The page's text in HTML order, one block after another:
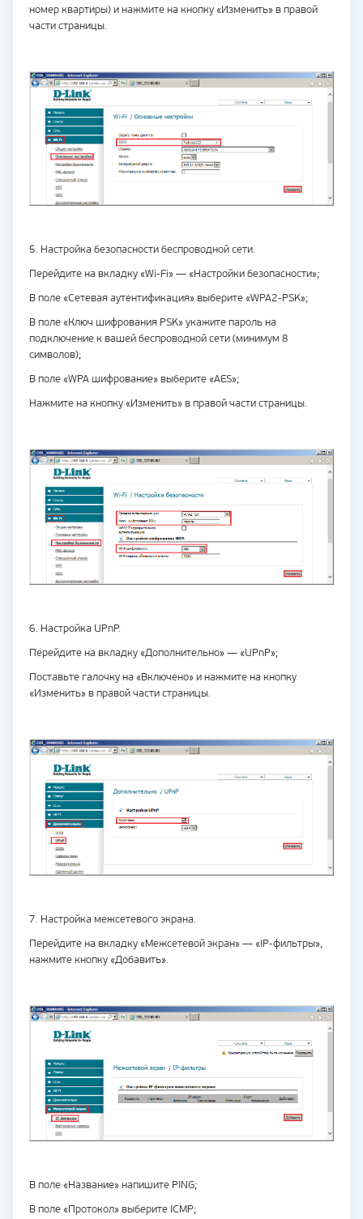
номер квартиры) и нажмите на кнопку «Изменить» в правой
части страницы.
5. Настройка безопасности беспроводной сети.
Перейдите на вкладку «Wi-Fi» — «Настройки безопасности»;
В поле «Сетевая аутентификация» выберите «WPA2-PSK»;
В поле «Ключ шифрования PSK» укажите пароль на
подключение к вашей беспроводной сети (минимум 8
символов);
В поле «WPA шифрование» выберите «AES»;
Нажмите на кнопку «Изменить» в правой части страницы.
6. Настройка UPnP.
Перейдите на вкладку «Дополнительно» — «UPnP»;
Поставьте галочку на «Включено» и нажмите на кнопку
«Изменить» в правой части страницы.
7. Настройка межсетевого экрана.
Перейдите на вкладку «Межсетевой экран» — «IP-фильтры»,
нажмите кнопку «Добавить».
В поле «Название» напишите PING;
В поле «Протокол» выберите ICMP;